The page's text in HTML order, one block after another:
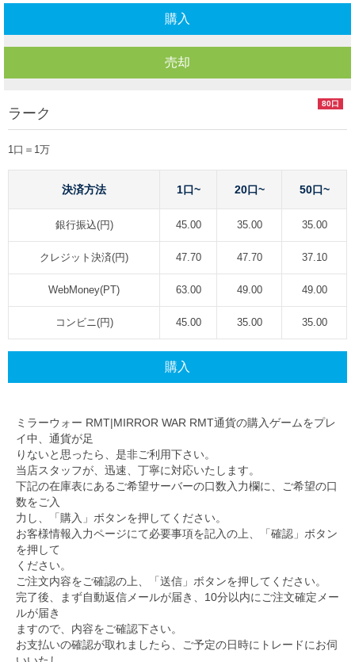
購入
売却
80口
ラーク
1口＝1万
決済方法 1口~ 20口~ 50口~
銀行振込(円) 45.00 35.00 35.00
クレジット決済(円) 47.70 47.70 37.10
WebMoney(PT) 63.00 49.00 49.00
コンビニ(円) 45.00 35.00 35.00
購入
ミラーウォー RMT|MIRROR WAR RMT通貨の購入ゲームをプレ
イ中、通貨が足
りないと思ったら、是非ご利用下さい。
当店スタッフが、迅速、丁寧に対応いたします。
下記の在庫表にあるご希望サーバーの口数入力欄に、ご希望の口
数をご入
力し、「購入」ボタンを押してください。
お客様情報入力ページにて必要事項を記入の上、「確認」ボタン
を押して
ください。
ご注文内容をご確認の上、「送信」ボタンを押してください。
完了後、まず自動返信メールが届き、10分以内にご注文確定メー
ルが届き
ますので、内容をご確認下さい。
お支払いの確認が取れましたら、ご予定の日時にトレードにお伺